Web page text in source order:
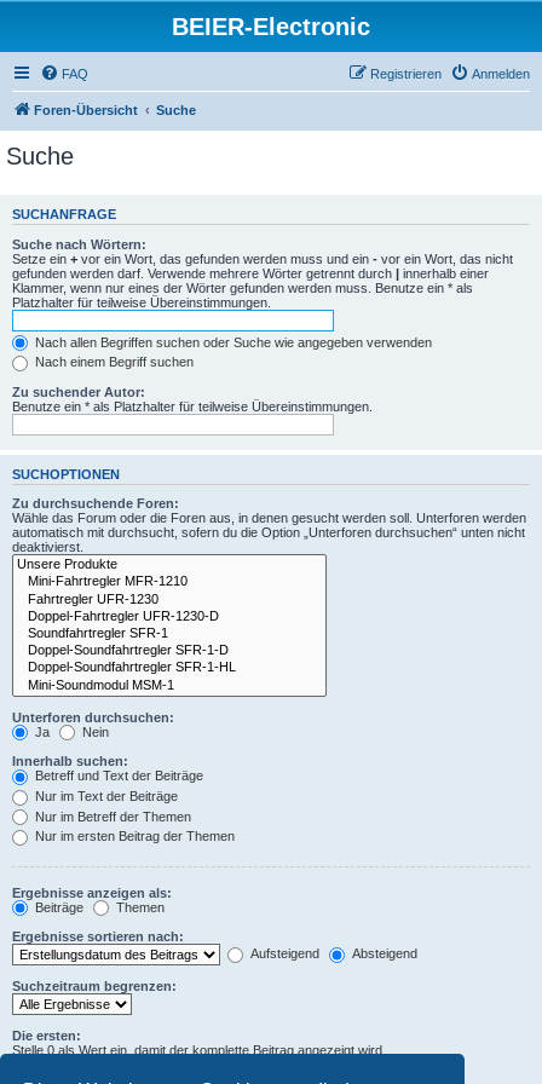
BEIER-Electronic
FAQ Anmelden
Registrieren
Foren-Übersicht Suche
Suche
SUCHANFRAGE
Suche nach Wörtern:
Setze ein + vor ein Wort, das gefunden werden muss und ein - vor ein Wort, das nicht
gefunden werden darf. Verwende mehrere Wörter getrennt durch | innerhalb einer
Klammer, wenn nur eines der Wörter gefunden werden muss. Benutze ein * als
Platzhalter für teilweise Übereinstimmungen.
Nach allen Begriffen suchen oder Suche wie angegeben verwenden
Nach einem Begriff suchen
Zu suchender Autor:
Benutze ein * als Platzhalter für teilweise Übereinstimmungen.
SUCHOPTIONEN
Zu durchsuchende Foren:
Wähle das Forum oder die Foren aus, in denen gesucht werden soll. Unterforen werden
automatisch mit durchsucht, sofern du die Option „Unterforen durchsuchen“ unten nicht
deaktivierst.
Unterforen durchsuchen:
Ja
Nein
Innerhalb suchen:
Betreff und Text der Beiträge
Nur im Text der Beiträge
Nur im Betreff der Themen
Nur im ersten Beitrag der Themen
Ergebnisse anzeigen als:
Beiträge
Themen
Ergebnisse sortieren nach:
Aufsteigend
Absteigend
Suchzeitraum begrenzen:
Die ersten:
Stelle 0 als Wert ein, damit der komplette Beitrag angezeigt wird.